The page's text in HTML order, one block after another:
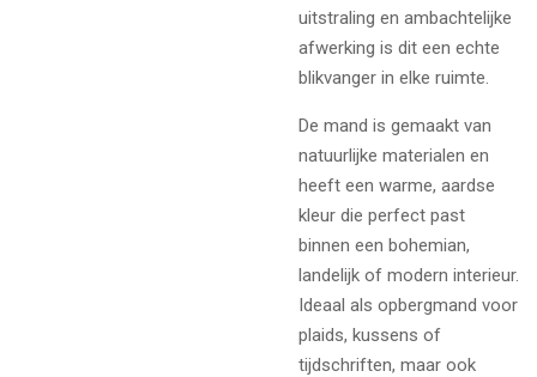
uitstraling en ambachtelijke
afwerking is dit een echte
blikvanger in elke ruimte.
De mand is gemaakt van
natuurlijke materialen en
heeft een warme, aardse
kleur die perfect past
binnen een bohemian,
landelijk of modern interieur.
Ideaal als opbergmand voor
plaids, kussens of
tijdschriften, maar ook